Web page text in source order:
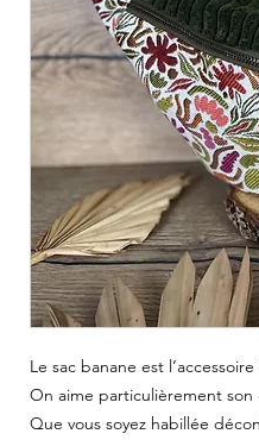
Le sac banane est
On aime particulièrement son
Que vous soyez habillée